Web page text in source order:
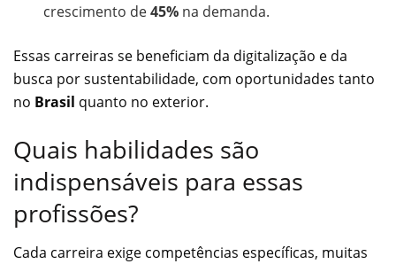
crescimento de45% na demanda.
Essas carreiras se beneficiam da digitalização e da
busca por sustentabilidade, com oportunidades tanto
no Brasil quanto no exterior.
Quais habilidades são
indispensáveis para essas
profissões?
Cada carreira exige competências específicas, muitas